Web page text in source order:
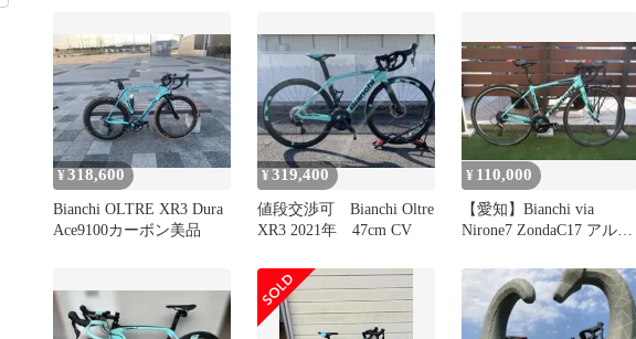
¥318,600
Bianchi OLTRE XR3 Dura
Ace9100カーボン美品
¥319,400
値段交渉可 Bianchi Oltre
XR3 2021年 47cm CV
¥ 110,000
【愛知】Bianchi via
Nirone7 ZondaC17 アルテ